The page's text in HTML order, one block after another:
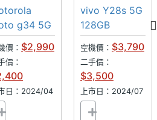
音質 g34 5G
價： $2,990
價：
日：2024/04
大螢幕
雙鏡頭
vivo Y28s 5G
128GB
空機價： $3,790
二手價：
$3,500
上市日：2024/07